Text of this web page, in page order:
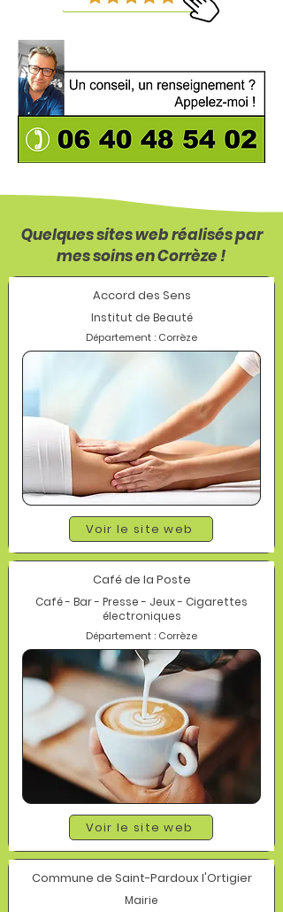
Quelques sites web réalisés par
mes soins en Corrèze !
Accord des Sens
Institut de Beauté
Département : Corrèze
Voir le site web
Café de la Poste
Café - Bar - Presse - Jeux - Cigarettes
électroniques
Département : Corrèze
Voir le site web
Commune de Saint-Pardoux l'Ortigier
Mairie